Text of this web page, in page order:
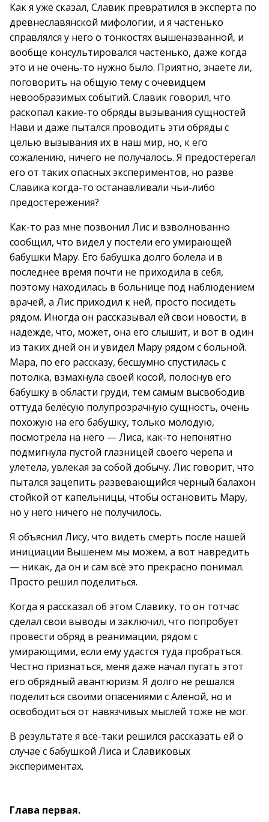
Как я уже сказал, Славик превратился в эксперта по
древнеславянской мифологии, и я частенько
справлялся у него о тонкостях вышеназванной, и
вообще консультировался частенько, даже когда
это и не очень-то нужно было. Приятно, знаете ли,
поговорить на общую тему с очевидцем
невообразимых событий. Славик говорил, что
раскопал какие-то обряды вызывания сущностей
Нави и даже пытался проводить эти обряды с
целью вызывания их в наш мир, но, к его
сожалению, ничего не получалось. Я предостерегал
его от таких опасных экспериментов, но разве
Славика когда-то останавливали чьи-либо
предостережения?
Как-то раз мне позвонил Лис и взволнованно
сообщил, что видел у постели его умирающей
бабушки Мару. Его бабушка долго болела и в
последнее время почти не приходила в себя,
поэтому находилась в больнице под наблюдением
врачей, а Лис приходил к ней, просто посидеть
рядом. Иногда он рассказывал ей свои новости, в
надежде, что, может, она его слышит, и вот в один
из таких дней он и увидел Мару рядом с больной.
Мара, по его рассказу, бесшумно спустилась с
потолка, взмахнула своей косой, полоснув его
бабушку в области груди, тем самым высвободив
оттуда белёсую полупрозрачную сущность, очень
похожую на его бабушку, только молодую,
посмотрела на него — Лиса, как-то непонятно
подмигнула пустой глазницей своего черепа и
улетела, увлекая за собой добычу. Лис говорит, что
пытался зацепить развевающийся чёрный балахон
стойкой от капельницы, чтобы остановить Мару,
но у него ничего не получилось.
Я объяснил Лису, что видеть смерть после нашей
инициации Вышенем мы можем, а вот навредить
— никак, да он и сам всё это прекрасно понимал.
Просто решил поделиться.
Когда я рассказал об этом Славику, то он тотчас
сделал свои выводы и заключил, что попробует
провести обряд в реанимации, рядом с
умирающими, если ему удастся туда пробраться.
Честно признаться, меня даже начал пугать этот
его обрядный авантюризм. Я долго не решался
поделиться своими опасениями с Алёной, но и
освободиться от навязчивых мыслей тоже не мог.
В результате я всё-таки решился рассказать ей о
случае с бабушкой Лиса и Славиковых
экспериментах.
Глава первая.